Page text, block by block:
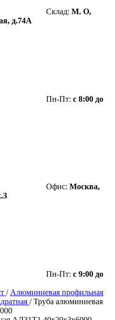
Склад: М. О,
д.74А
Пн-Пт: с 8:00 до
Офис: Москва,
Пн-Пт: с 9:00 до
/ Алюминиевая профильная
/ Труба алюминиевая